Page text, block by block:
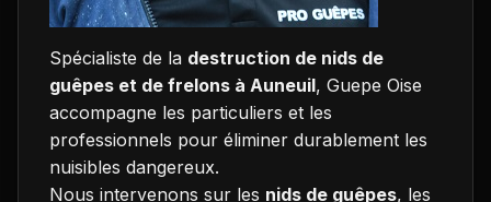
Spécialiste de la destruction de nids de
guêpes et de frelons à Auneuil, Guepe Oise
accompagne les particuliers et les
professionnels pour éliminer durablement les
nuisibles dangereux.
Nous intervenons sur les nids de guêpes, les